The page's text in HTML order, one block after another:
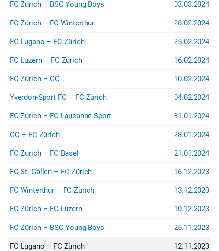
FC Zürich – BSC Young Boys 03.03.2024
FC Zürich – FC Winterthur 28.02.2024
FC Lugano – FC Zürich 25.02.2024
FC Luzern – FC Zürich 16.02.2024
FC Zürich – GC 10.02.2024
Yverdon-Sport FC – FC Zürich 04.02.2024
FC Zürich – FC Lausanne-Sport 31.01.2024
GC – FC Zürich 28.01.2024
FC Zürich – FC Basel 21.01.2024
FC St. Gallen – FC Zürich 16.12.2023
FC Winterthur – FC Zürich 13.12.2023
FC Zürich – FC Luzern 10.12.2023
FC Zürich – BSC Young Boys 25.11.2023
FC Lugano – FC Zürich 12.11.2023